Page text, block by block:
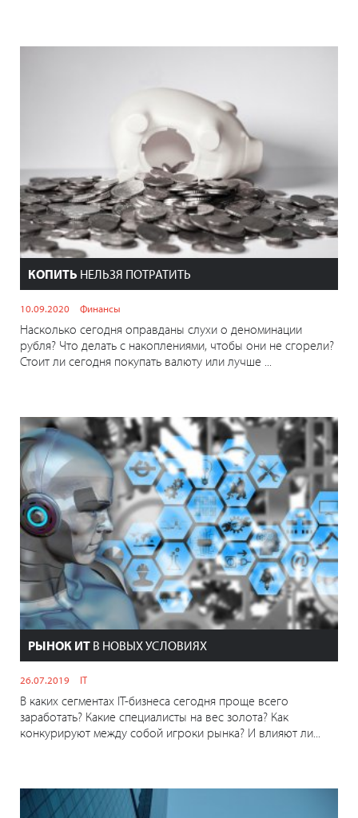
КОПИТЬ НЕЛЬЗЯ ПОТРАТИТЬ
10.09.2020 Финансы
Насколько сегодня оправданы слухи о деноминации
рубля? Что делать с накоплениями, чтобы они не сгорели?
Стоит ли сегодня покупать валюту или лучше ...
РЫНОК ИТ В НОВЫХ УСЛОВИЯХ
26.07.2019 IT
В каких сегментах IT-бизнеса сегодня проще всего
заработать? Какие специалисты на вес золота? Как
конкурируют между собой игроки рынка? И влияют ли...